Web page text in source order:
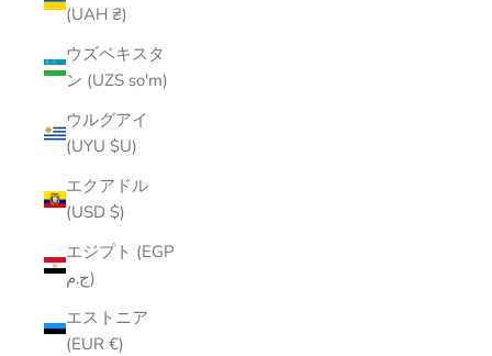
(UAH ₴)
ウズベキスタ
ン (UZS so'm)
ウルグアイ
(UYU $U)
エクアドル
(USD $)
エジプト (EGP
ج.م)
エストニア
(EUR €)